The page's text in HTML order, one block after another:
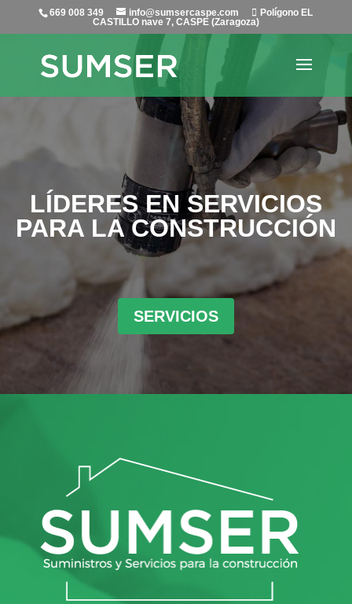
669 008 349 info@sumsercaspe.com
Polígono EL
CASTILLO nave 7, CASPE (Zaragoza)
LÍDERES EN SERVICIOS
PARA LA CONSTRUCCIÓN
SERVICIOS